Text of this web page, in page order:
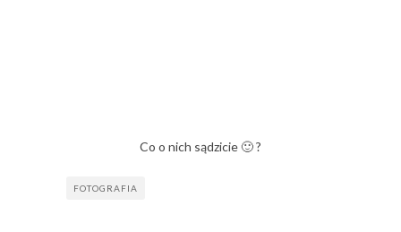
Co o nich sądzicie 🙂 ?
FOTOGRAFIA